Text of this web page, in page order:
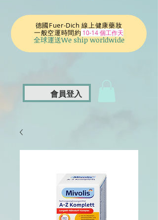
德國Fuer-Dich 線上健康藥妝
一般空運時間約 10-14 個工作天
全球運送We ship worldwide
會員登入